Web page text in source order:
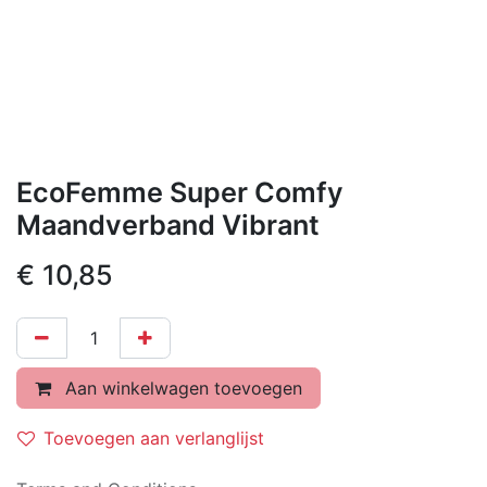
EcoFemme Super Comfy
Maandverband Vibrant
€ 10,85
Aan winkelwagen toevoegen
Toevoegen aan verlanglijst